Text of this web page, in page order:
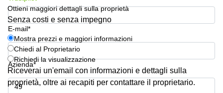
a
Treviso
Affitto
Business
Centers
Uffici
in
affitto
E-mail*
Azienda*
Ottieni maggiori dettagli sulla proprietà
Senza costi e senza impegno
Mostra prezzi e maggiori informazioni
Chiedi al Proprietario
Richiedi la visualizzazione
Riceverai un'email con informazioni e dettagli sulla
proprietà, oltre ai recapiti per contattare il proprietario.